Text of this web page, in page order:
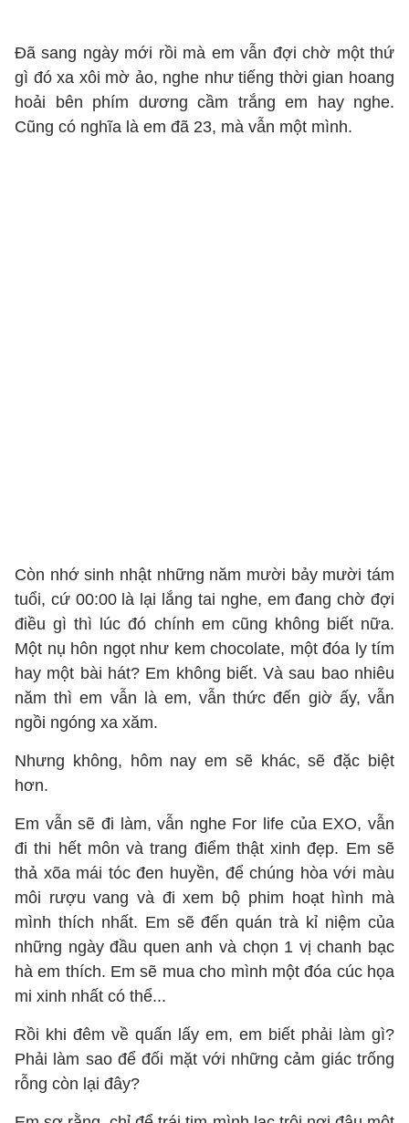
Đã sang ngày mới rồi mà em vẫn đợi chờ một thứ
gì đó xa xôi mờ ảo, nghe như tiếng thời gian hoang
hoải bên phím dương cầm trắng em hay nghe.
Cũng có nghĩa là em đã 23, mà vẫn một mình.
Còn nhớ sinh nhật những năm mười bảy mười tám
tuổi, cứ 00:00 là lại lắng tai nghe, em đang chờ đợi
điều gì thì lúc đó chính em cũng không biết nữa.
Một nụ hôn ngọt như kem chocolate, một đóa ly tím
hay một bài hát? Em không biết. Và sau bao nhiêu
năm thì em vẫn là em, vẫn thức đến giờ ấy, vẫn
ngồi ngóng xa xăm.
Nhưng không, hôm nay em sẽ khác, sẽ đặc biệt
hơn.
Em vẫn sẽ đi làm, vẫn nghe For life của EXO, vẫn
đi thi hết môn và trang điểm thật xinh đẹp. Em sẽ
thả xõa mái tóc đen huyền, để chúng hòa với màu
môi rượu vang và đi xem bộ phim hoạt hình mà
mình thích nhất. Em sẽ đến quán trà kỉ niệm của
những ngày đầu quen anh và chọn 1 vị chanh bạc
hà em thích. Em sẽ mua cho mình một đóa cúc họa
mi xinh nhất có thể...
Rồi khi đêm về quấn lấy em, em biết phải làm gì?
Phải làm sao để đối mặt với những cảm giác trống
rỗng còn lại đây?